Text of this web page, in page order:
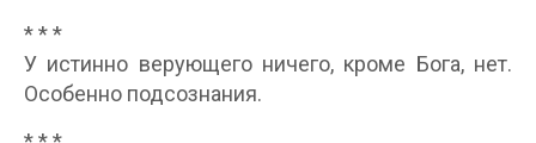
* * *
У истинно верующего ничего, кроме Бога, нет.
Особенно подсознания.